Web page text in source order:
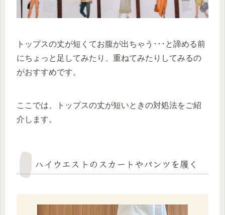
トップスの丈が短くてお腹が出ちゃう･･･と諦める前
にちょっと足してみたり、重ねてみたりしてみるの
がおすすめです。
ここでは、トップスの丈が短いときの対処法をご紹
介します。
ハイウエストのスカートやパンツを履く